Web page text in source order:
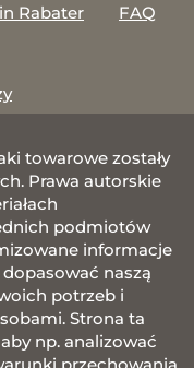
Rabater
FAQ
towarowe zostały
Prawa autorskie
podmiotów
informacje
naszą
potrzeb i
Strona ta
np. analizować